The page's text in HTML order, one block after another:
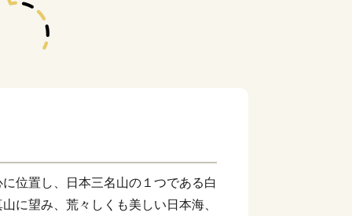
位置し、日本三名山の１つである白
に望み、荒々しくも美しい日本海、